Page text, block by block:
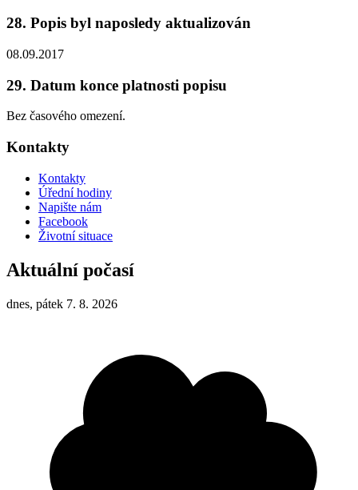
28. Popis byl naposledy aktualizován
08.09.2017
29. Datum konce platnosti popisu
Bez časového omezení.
Kontakty
Kontakty
Úřední hodiny
Napište nám
Facebook
Životní situace
Aktuální počasí
dnes, pátek 7. 8. 2026